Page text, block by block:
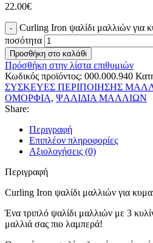
22.00€
Curling Iron ψαλίδι μαλλιών για
ποσότητα
Προσθήκη στο καλάθι
Πρόσθήκη στην λίστα επιθυμιών
Κωδικός προϊόντος: 000.000.940
ΣΥΣΚΕΥΕΣ ΠΕΡΙΠΟΙΗΣΗΣ
ΟΜΟΡΦΙΑ, ΨΑΛΙΔΙΑ ΜΑΛΛΙΩΝ
Share:
Περιγραφή
Επιπλέον πληροφορίες
Αξιολογήσεις (0)
Περιγραφή
Curling Iron ψαλίδι μαλλιών για
Ένα τριπλό ψαλίδι μαλλιών με 3
μαλλιά σας πιο λαμπερά!